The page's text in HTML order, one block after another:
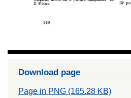
Download page
Page in PNG (165.28 KB)